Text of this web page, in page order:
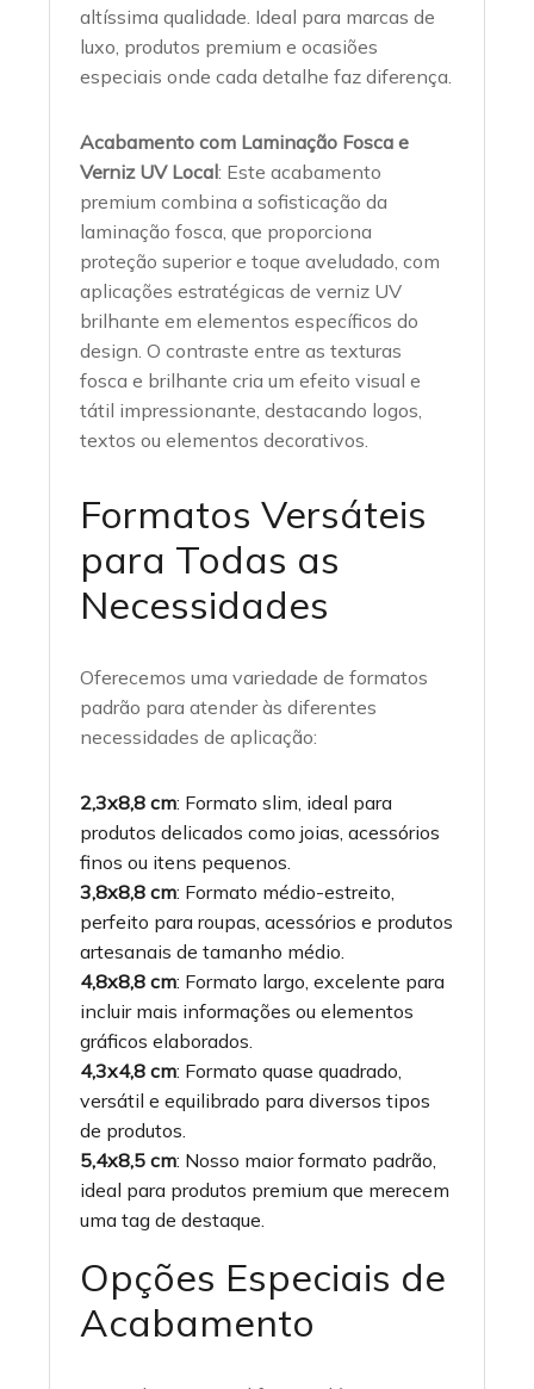
altíssima qualidade. Ideal para marcas de
luxo, produtos premium e ocasiões
especiais onde cada detalhe faz diferença.
Acabamento com Laminação Fosca e
Verniz UV Local: Este acabamento
premium combina a sofisticação da
laminação fosca, que proporciona
proteção superior e toque aveludado, com
aplicações estratégicas de verniz UV
brilhante em elementos específicos do
design. O contraste entre as texturas
fosca e brilhante cria um efeito visual e
tátil impressionante, destacando logos,
textos ou elementos decorativos.
Formatos Versáteis
para Todas as
Necessidades
Oferecemos uma variedade de formatos
padrão para atender às diferentes
necessidades de aplicação:
2,3x8,8 cm: Formato slim, ideal para
produtos delicados como joias, acessórios
finos ou itens pequenos.
3,8x8,8 cm: Formato médio-estreito,
perfeito para roupas, acessórios e produtos
artesanais de tamanho médio.
4,8x8,8 cm: Formato largo, excelente para
incluir mais informações ou elementos
gráficos elaborados.
4,3x4,8 cm: Formato quase quadrado,
versátil e equilibrado para diversos tipos
de produtos.
5,4x8,5 cm: Nosso maior formato padrão,
ideal para produtos premium que merecem
uma tag de destaque.
Opções Especiais de
Acabamento